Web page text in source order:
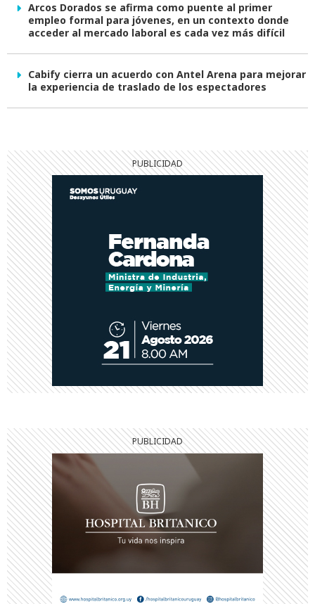
Arcos Dorados se afirma como puente al primer
empleo formal para jóvenes, en un contexto donde
acceder al mercado laboral es cada vez más difícil
Cabify cierra un acuerdo con Antel Arena para mejorar
la experiencia de traslado de los espectadores